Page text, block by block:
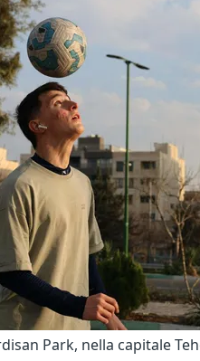
Park, nella capitale